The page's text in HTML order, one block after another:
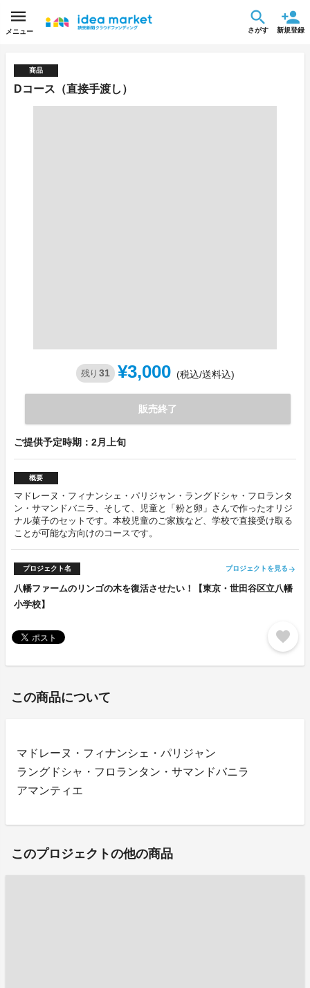
メニュー さがす 新規登録
商品
Dコース（直接手渡し）
残り 31 ¥3,000 (税込/送料込)
販売終了
ご提供予定時期：2月上旬
概要
マドレーヌ・フィナンシェ・パリジャン・ラングドシャ・フロランタ
ン・サマンドバニラ、そして、児童と「粉と卵」さんで作ったオリジ
ナル菓子のセットです。本校児童のご家族など、学校で直接受け取る
ことが可能な方向けのコースです。
プロジェクト名 プロジェクトを見る arrow_forward
八幡ファームのリンゴの木を復活させたい！【東京・世田谷区立八幡
小学校】
favorite
この商品について
マドレーヌ・フィナンシェ・パリジャン
ラングドシャ・フロランタン・サマンドバニラ
アマンティエ
このプロジェクトの他の商品